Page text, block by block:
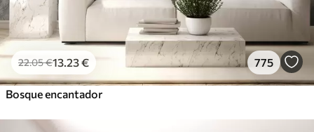
22.05€13 .23€ 775
Bosque encantador